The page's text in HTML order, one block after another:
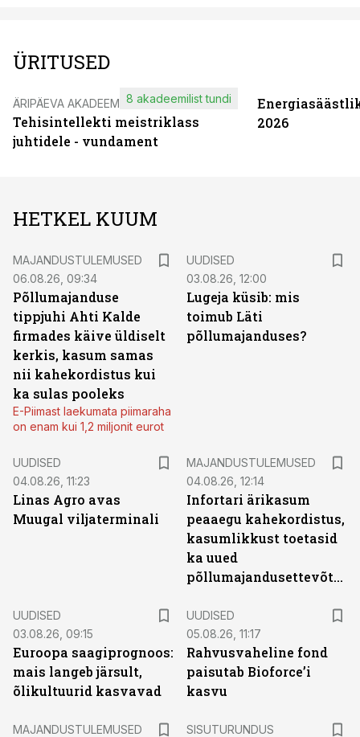
ÜRITUSED
ÄRIPÄEVA AKADEEMIA
Tehisintellekti meistriklass
juhtidele - vundament
8 akadeemilist tundi
2026
HETKEL KUUM
MAJANDUSTULEMUSED
06.08.26, 09:34
Põllumajanduse
tippjuhi Ahti Kalde
firmades käive üldiselt
kerkis, kasum samas
nii kahekordistus kui
ka sulas pooleks
E-Piimast laekumata piimaraha
on enam kui 1,2 miljonit eurot
UUDISED
03.08.26, 12:00
Lugeja küsib: mis
toimub Läti
põllumajanduses?
UUDISED
04.08.26, 11:23
Linas Agro avas
Muugal viljaterminali
MAJANDUSTULEMUSED
04.08.26, 12:14
Infortari ärikasum
peaaegu kahekordistus,
kasumlikkust toetasid
ka uued
põllumajandusettevõtted
UUDISED
03.08.26, 09:15
Euroopa saagiprognoos:
mais langeb järsult,
õlikultuurid kasvavad
UUDISED
05.08.26, 11:17
Rahvusvaheline fond
paisutab Bioforce’i
kasvu
MAJANDUSTULEMUSED
SISUTURUNDUS